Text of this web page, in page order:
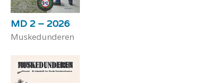
MD 2 – 2026
Muskedunderen